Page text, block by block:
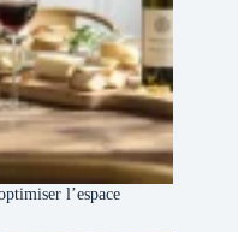
l’espace